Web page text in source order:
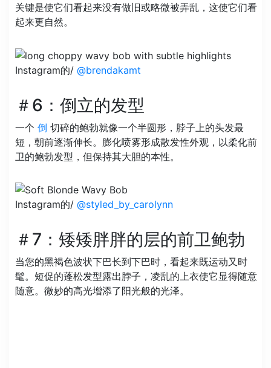
关键是使它们看起来没有做旧或略微被弄乱，这使它们看
起来更自然。
Instagram的/ @brendakamt
＃6：倒立的发型
一个 倒 切碎的鲍勃就像一个半圆形，脖子上的头发最
短，朝前逐渐伸长。膨化喷雾形成散发性外观，以柔化前
卫的鲍勃发型，但保持其大胆的本性。
Instagram的/ @styled_by_carolynn
＃7：矮矮胖胖的层的前卫鲍勃
当您的黑褐色波状下巴长到下巴时，看起来既运动又时
髦。短促的蓬松发型露出脖子，凌乱的上衣使它显得随意
随意。微妙的高光增添了阳光般的光泽。